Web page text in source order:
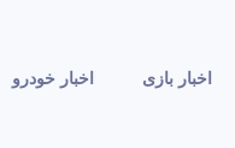
اخبار بازی اخبار خودرو